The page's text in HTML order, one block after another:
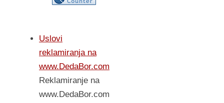
Uslovi
reklamiranja na
www.DedaBor.com
Reklamiranje na
www.DedaBor.com